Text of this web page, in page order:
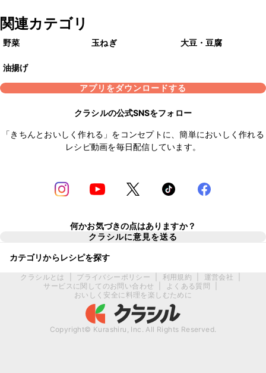
関連カテゴリ
野菜 玉ねぎ 大豆・豆腐
油揚げ
アプリをダウンロードする
クラシルの公式SNSをフォロー
「きちんとおいしく作れる」をコンセプトに、簡単においしく作れる
レシピ動画を毎日配信しています。
何かお気づきの点はありますか？
クラシルに意見を送る
カテゴリからレシピを探す
クラシルとは プライバシーポリシー 利用規約 運営会社
サービスに関してのお問い合わせ
よくある質問
おいしく安全に料理を楽しむために
Copyright© Kurashiru, Inc. All Rights Reserved.